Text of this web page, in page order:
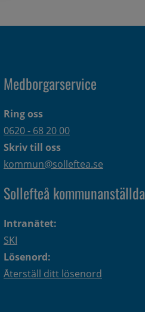
Medborgarservice
Ring oss
0620 - 68 20 00
Skriv till oss
kommun@solleftea.se
Sollefteå kommunanställda
Intranätet:
SKI
Lösenord:
Återställ ditt lösenord